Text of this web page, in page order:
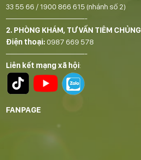
33 55 66 / 1900 866 615 (nhánh số 2)
——————————-
2. PHÒNG KHÁM, TƯ VẤN TIÊM CHỦNG
Điện thoại:0987 669 578
——————————-
Liên kết mạng xã hội:
FANPAGE